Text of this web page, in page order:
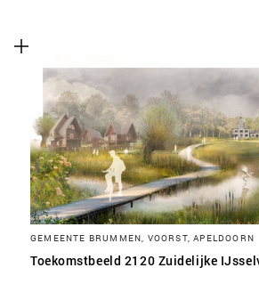
GEMEENTE BRUMMEN, VOORST, APELDOORN
Toekomstbeeld 2120 Zuidelijke